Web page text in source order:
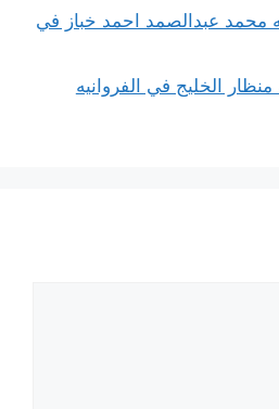
بقاله محمد عبدالصمد احمد خباز في
منظار الخليج في الفروانيه